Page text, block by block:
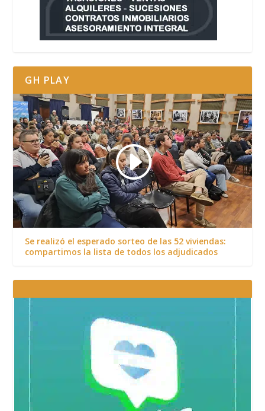
GH PLAY
Se realizó el esperado sorteo de las 52 viviendas:
compartimos la lista de todos los adjudicados